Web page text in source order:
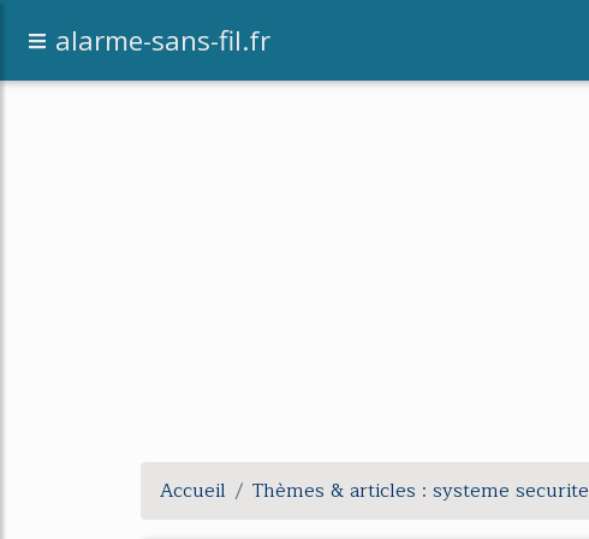
alarme-sans-fil.fr
Accueil Thèmes & articles : systeme securite